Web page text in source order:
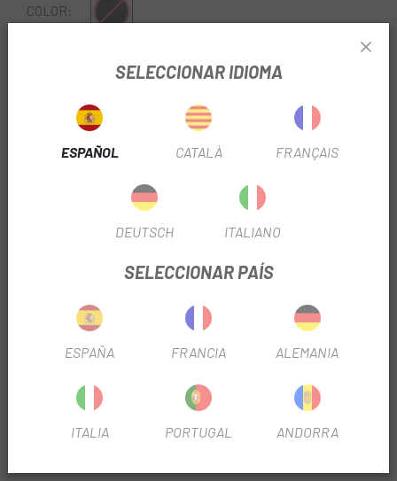
COLOR: Negro
Sin Stock
AVÍSAME CUANDO ESTÉ DISPONIBLE
Todos los recambios y complementos que necesites los
tienes enEscapa
Eje Delantero Giant Thru 12x100mmpara
bicicletas de carretera Giant TCR Advanced y Defy
Advanced, año de modelo 2021.
SELECCIONAR IDIOMA
ESPAÑOL CATALÀ FRANÇAIS
DEUTSCH ITALIANO
SELECCIONAR PAÍS
ESPAÑA FRANCIA ALEMANIA
ITALIA PORTUGAL ANDORRA